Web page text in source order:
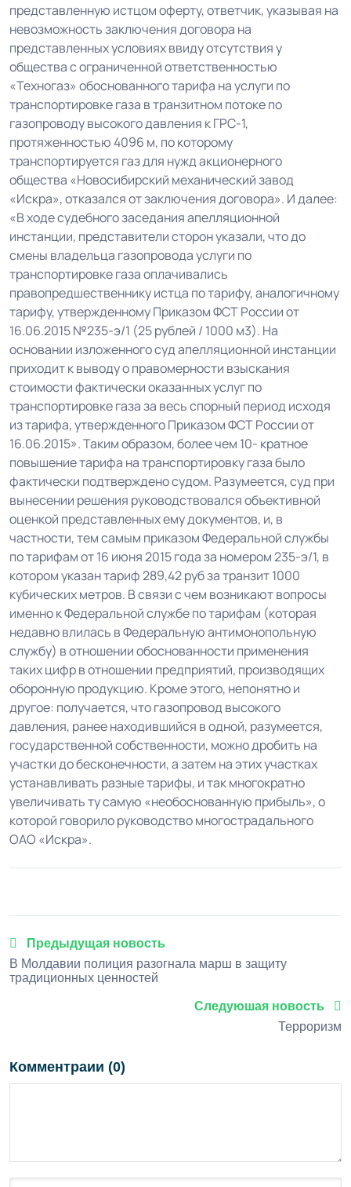
представленную истцом оферту, ответчик, указывая на
невозможность заключения договора на
представленных условиях ввиду отсутствия у
общества с ограниченной ответственностью
«Техногаз» обоснованного тарифа на услуги по
транспортировке газа в транзитном потоке по
газопроводу высокого давления к ГРС-1,
протяженностью 4096 м, по которому
транспортируется газ для нужд акционерного
общества «Новосибирский механический завод
«Искра», отказался от заключения договора». И далее:
«В ходе судебного заседания апелляционной
инстанции, представители сторон указали, что до
смены владельца газопровода услуги по
транспортировке газа оплачивались
правопредшественнику истца по тарифу, аналогичному
тарифу, утвержденному Приказом ФСТ России от
16.06.2015 №235-э/1 (25 рублей / 1000 м3). На
основании изложенного суд апелляционной инстанции
приходит к выводу о правомерности взыскания
стоимости фактически оказанных услуг по
транспортировке газа за весь спорный период исходя
из тарифа, утвержденного Приказом ФСТ России от
16.06.2015». Таким образом, более чем 10- кратное
повышение тарифа на транспортировку газа было
фактически подтверждено судом. Разумеется, суд при
вынесении решения руководствовался объективной
оценкой представленных ему документов, и, в
частности, тем самым приказом Федеральной службы
по тарифам от 16 июня 2015 года за номером 235-э/1, в
котором указан тариф 289,42 руб за транзит 1000
кубических метров. В связи с чем возникают вопросы
именно к Федеральной службе по тарифам (которая
недавно влилась в Федеральную антимонопольную
службу) в отношении обоснованности применения
таких цифр в отношении предприятий, производящих
оборонную продукцию. Кроме этого, непонятно и
другое: получается, что газопровод высокого
давления, ранее находившийся в одной, разумеется,
государственной собственности, можно дробить на
участки до бесконечности, а затем на этих участках
устанавливать разные тарифы, и так многократно
увеличивать ту самую «необоснованную прибыль», о
которой говорило руководство многострадального
ОАО «Искра».
Предыдущая новость
В Молдавии полиция разогнала марш в защиту
традиционных ценностей
Следуюшая новость
Терроризм
Комментраии (0)